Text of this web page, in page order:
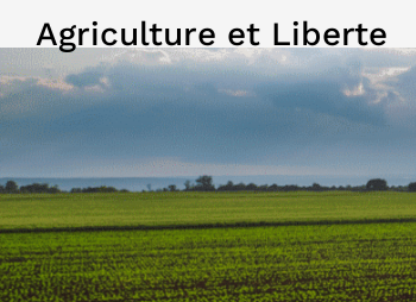
Agriculture et Liberte